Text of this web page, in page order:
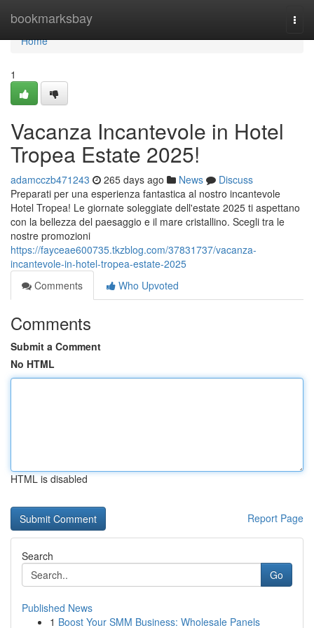
bookmarksbay
Home
Home
1
Vacanza Incantevole in Hotel
Tropea Estate 2025!
adamcczb471243 265 days ago News
Discuss
Preparati per una esperienza fantastica al nostro incantevole
Hotel Tropea! Le giornate soleggiate dell'estate 2025 ti aspettano
con la bellezza del paesaggio e il mare cristallino. Scegli tra le
nostre promozioni
https://fayceae600735.tkzblog.com/37831737/vacanza-
incantevole-in-hotel-tropea-estate-2025
Comments
Who Upvoted
Comments
Submit a Comment
No HTML
HTML is disabled
Report Page
Search
Go
Published News
1 Boost Your SMM Business: Wholesale Panels